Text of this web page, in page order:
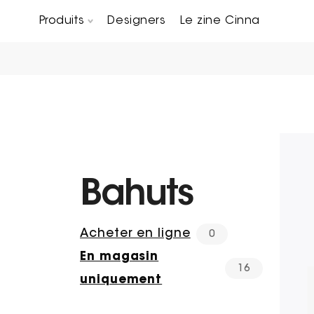
Produits Designers Le zine Cinna
Bahuts
Acheter en ligne 0
En magasin
uniquement
16